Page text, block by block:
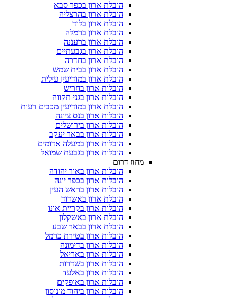
הובלת ארון בכפר סבא
הובלת ארון בהרצליה
הובלת ארון בלוד
הובלת ארון ברמלה
הובלת ארון ברעננה
הובלת ארון בגבעתיים
הובלת ארון בחדרה
הובלת ארון בבית שמש
הובלת ארון במודיעין עילית
הובלות ארון בחריש
הובלות ארון בגני תקווה
הובלת ארון במודיעין מכבים רעות
הובלות ארון בנס ציונה
הובלות ארון בירושלים
הובלות ארון בבאר יעקב
הובלות ארון במעלה אדומים
הובלות ארון בגבעת שמואל
מחוז דרום
הובלות ארון באור יהודה
הובלות ארון בכפר יונה
הובלות ארון בראש העין
הובלת ארון באשדוד
הובלות ארון בקריית אונו
הובלת ארון באשקלון
הובלת ארון בבאר שבע
הובלות ארון בטירת כרמל
הובלות ארון בדימונה
הובלות ארון באריאל
הובלות ארון בשדרות
הובלות ארון באלעד
הובלות ארון באופקים
הובלות ארון ביהוד מונוסון